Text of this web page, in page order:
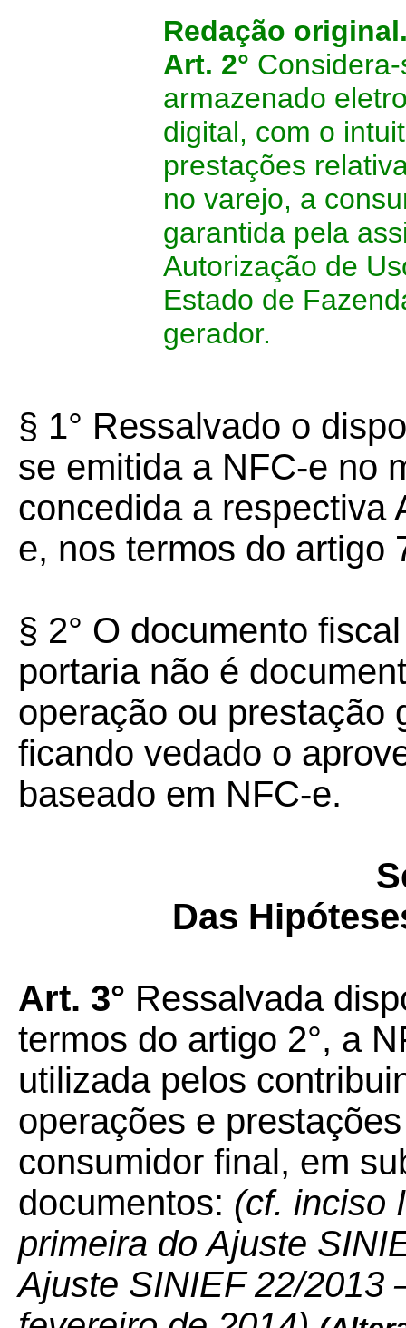
Redação
Art. 2°
armazenado
digital, com o
prestações
no varejo, a
garantida pela
Autorização de
Estado de
gerador.
§ 1° Ressalvado o
se emitida a NFC-e no
concedida a respectiva
e, nos termos do artigo
§ 2° O documento
portaria não é
operação ou prestação
ficando vedado o
baseado em NFC-e.
Das
Art. 3° Ressalvada
termos do artigo 2°, a
utilizada pelos
operações e
consumidor final, em
documentos: (cf. inciso
primeira do Ajuste
Ajuste SINIEF 22/2013